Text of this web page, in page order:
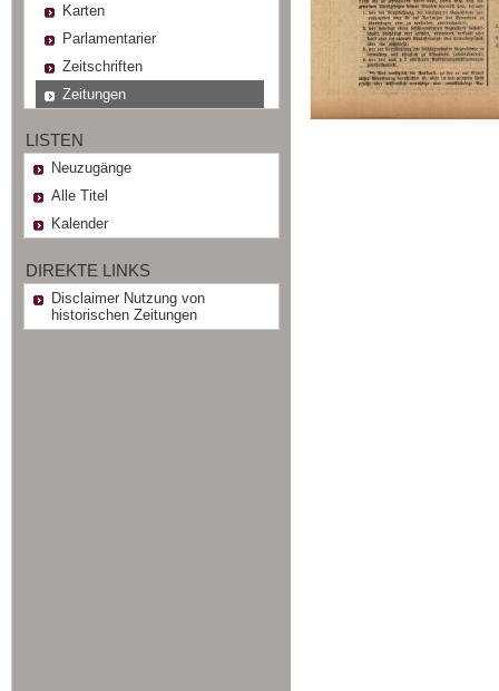
Karten
Parlamentarier
Zeitschriften
Zeitungen
LISTEN
Neuzugänge
Alle Titel
Kalender
DIREKTE LINKS
Disclaimer Nutzung von
historischen Zeitungen